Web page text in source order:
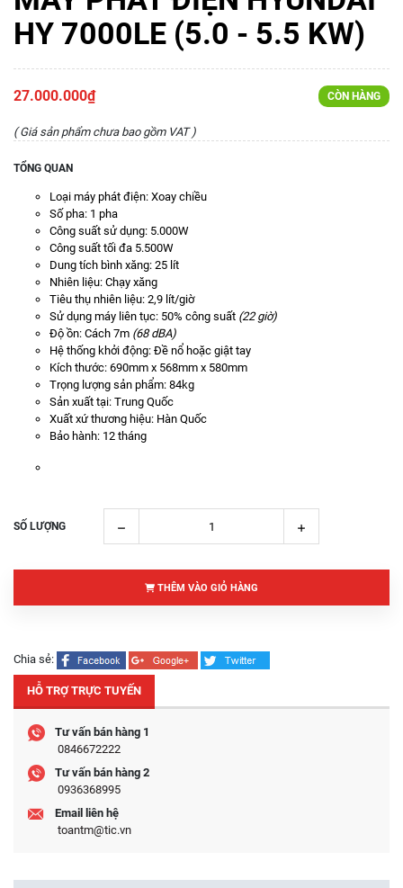
HY 7000LE (5.0 - 5.5 KW)
27.000.000₫ CÒN HÀNG
( Giá sản phẩm chưa bao gồm VAT )
TỔNG QUAN
Loại máy phát điện: Xoay chiều
Số pha: 1 pha
Công suất sử dụng: 5.000W
Công suất tối đa 5.500W
Dung tích bình xăng: 25 lít
Nhiên liệu: Chạy xăng
Tiêu thụ nhiên liệu: 2,9 lít/giờ
Sử dụng máy liên tục: 50% công suất (22 giờ)
Độ ồn: Cách 7m (68 dBA)
Hệ thống khởi động: Đề nổ hoặc giật tay
Kích thước: 690mm x 568mm x 580mm
Trọng lượng sản phẩm: 84kg
Sản xuất tại: Trung Quốc
Xuất xứ thương hiệu: Hàn Quốc
Bảo hành: 12 tháng
SỐ LƯỢNG
THÊM VÀO GIỎ HÀNG
Chia sẻ:
HỖ TRỢ TRỰC TUYẾN
Tư vấn bán hàng 1
0846672222
Tư vấn bán hàng 2
0936368995
Email liên hệ
toantm@tic.vn